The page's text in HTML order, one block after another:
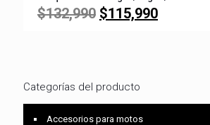
$132,990 El
precio
$115,990El
precio
Categorías del producto
Accesorios para motos